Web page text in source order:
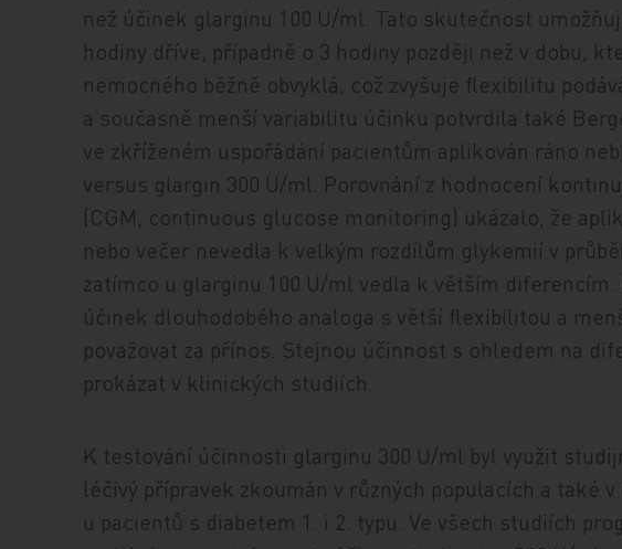
než účinek glarginu 100 U/ml. Tato skutečnost
hodiny dříve, případně o 3 hodiny později než v dobu,
nemocného běžně obvyklá, což zvyšuje flexibilitu
a současně menší variabilitu účinku potvrdila také
ve zkříženém uspořádání pacientům aplikován ráno
versus glargin 300 U/ml. Porovnání z hodnocení
(CGM, continuous glucose monitoring) ukázalo, že
nebo večer nevedla k velkým rozdílům glykemií v
zatímco u glarginu 100 U/ml vedla k větším diferencím.
účinek dlouhodobého analoga s větší flexibilitou a
považovat za přínos. Stejnou účinnost s ohledem na
prokázat v klinických ­studiích.
K testování účinnosti glarginu 300 U/ml byl využit
léčivý přípravek zkoumán v různých populacích a také
u pacientů s diabetem 1. i 2. typu. Ve všech studiích